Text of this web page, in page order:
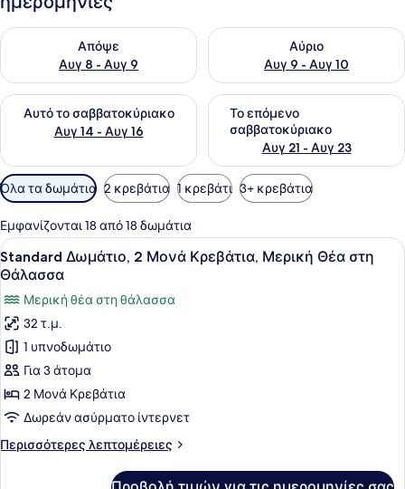
Απόψε
Αυγ 8 - Αυγ 9
Έλεγχος διαθεσιμότητας για απόψε Αυγ 8 - Αυγ 9
Αύριο
Αυγ 9 - Αυγ 10
Έλεγχος διαθεσιμότητας
Αυτό το σαββατοκύριακο
Αυγ 14 - Αυγ 16
Έλεγχος διαθεσιμότητας για αυτό το σαββατοκύριακο Αυγ
Το επόμενο
σαββατοκύριακο
Αυγ 21 - Αυγ 23
Έλεγχος διαθεσιμότητας
Διαθέσιμα
φίλτρα
για
τα
δωμάτια
Όλα τα δωμάτια 2 κρεβάτια 1 κρεβάτι 3+ κρεβάτια
Εμφανίζονται 18 από 18 δωμάτια
Προβολή
όλων
των
φωτογραφιών
για
Standard
Δωμάτιο,
2
Μονά
Μερική
Ένα δωμάτιο ξενοδοχείου με ένα
7
Standard Δωμάτιο, 2 Μονά Κρεβάτια, Μερική Θέα στη
Θάλασσα
Μερική θέα στη θάλασσα
32 τ.μ.
1 υπνοδωμάτιο
Για 3 άτομα
2 Μονά Κρεβάτια
Δωρεάν ασύρματο ίντερνετ
Περισσότερες λεπτομέρειες
Περισσότερες